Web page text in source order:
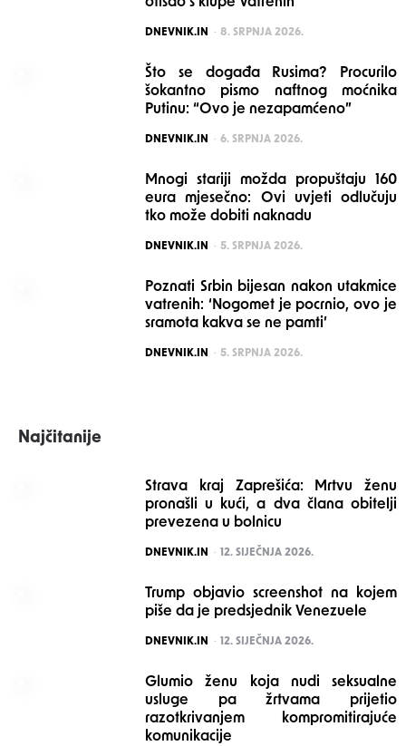
otišao s klupe Vatrenih
POSTED
DNEVNIK.IN 8. SRPNJA 2026.
Što se događa Rusima? Procurilo
šokantno pismo naftnog moćnika
Putinu: “Ovo je nezapamćeno”
POSTED
DNEVNIK.IN 6. SRPNJA 2026.
Mnogi stariji možda propuštaju 160
eura mjesečno: Ovi uvjeti odlučuju
tko može dobiti naknadu
POSTED
DNEVNIK.IN 5. SRPNJA 2026.
Poznati Srbin bijesan nakon utakmice
vatrenih: ‘Nogomet je pocrnio, ovo je
sramota kakva se ne pamti’
POSTED
DNEVNIK.IN 5. SRPNJA 2026.
Najčitanije
Strava kraj Zaprešića: Mrtvu ženu
pronašli u kući, a dva člana obitelji
prevezena u bolnicu
POSTED
DNEVNIK.IN 12. SIJEČNJA 2026.
Trump objavio screenshot na kojem
piše da je predsjednik Venezuele
POSTED
DNEVNIK.IN 12. SIJEČNJA 2026.
Glumio ženu koja nudi seksualne
usluge pa žrtvama prijetio
razotkrivanjem kompromitirajuće
komunikacije